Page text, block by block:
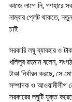
কাজে লাগে নি, গণহারে
নাম্বার প্লেট থাকতে,
চাই।
সরকারি লঘু ব্যাবহার ও
খলিলুর রহমান বলেন,
টাকা নির্ধারন করছে, সে
সম্পাদক ও আওয়ামীলীগ
সরকারের লঘুটি যুক্ত